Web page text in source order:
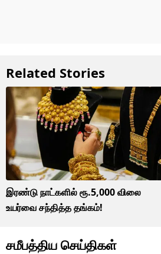
Related Stories
இரண்டு நாட்களில் ரூ.5,000 விலை
உயர்வை சந்தித்த தங்கம்!
சமீபத்திய செய்திகள்